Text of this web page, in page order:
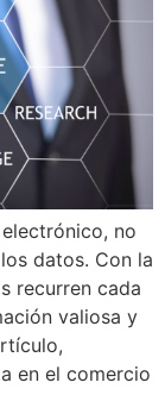
no
datos. Con la
recurren cada
valiosa y
en el comercio